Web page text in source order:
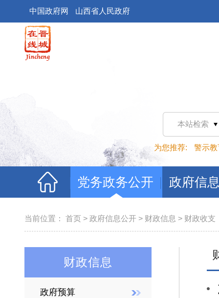
中国政府网 山西省人民政府
本站检索
为您推荐: 警示教
党务政务公开 政府信
当前位置： 首页 > 政府信息公开 > 财政信息 > 财政收支
财政信息
政府预算